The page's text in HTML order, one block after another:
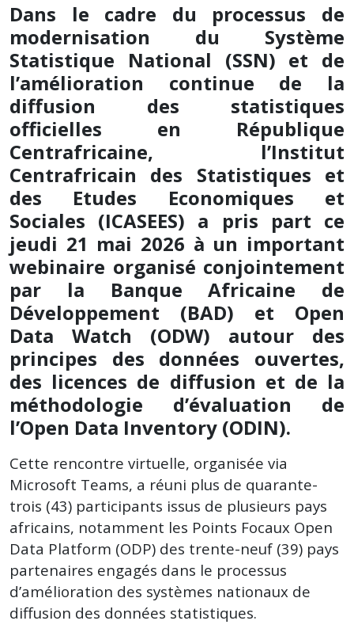
Dans le cadre du processus de
modernisation du Système
Statistique National (SSN) et de
l’amélioration continue de la
diffusion des statistiques
officielles en République
Centrafricaine, l’Institut
Centrafricain des Statistiques et
des Etudes Economiques et
Sociales (ICASEES) a pris part ce
jeudi 21 mai 2026 à un important
webinaire organisé conjointement
par la Banque Africaine de
Développement (BAD) et Open
Data Watch (ODW) autour des
principes des données ouvertes,
des licences de diffusion et de la
méthodologie d’évaluation de
l’Open Data Inventory (ODIN).
Cette rencontre virtuelle, organisée via
Microsoft Teams, a réuni plus de quarante-
trois (43) participants issus de plusieurs pays
africains, notamment les Points Focaux Open
Data Platform (ODP) des trente-neuf (39) pays
partenaires engagés dans le processus
d’amélioration des systèmes nationaux de
diffusion des données statistiques.